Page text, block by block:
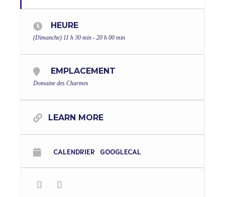
HEURE
(Dimanche) 11 h 30 min - 20 h 00 min
EMPLACEMENT
Domaine des Charmes
LEARN MORE
CALENDRIER GOOGLECAL